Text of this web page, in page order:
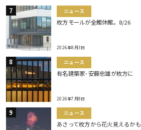
ニュース
枚方モールが全館休館。8/26
2026年8月3日
ニュース
有名建築家･安藤忠雄が枚方に
2026年7月8日
ニュース
あさって枚方から花火見えるかも